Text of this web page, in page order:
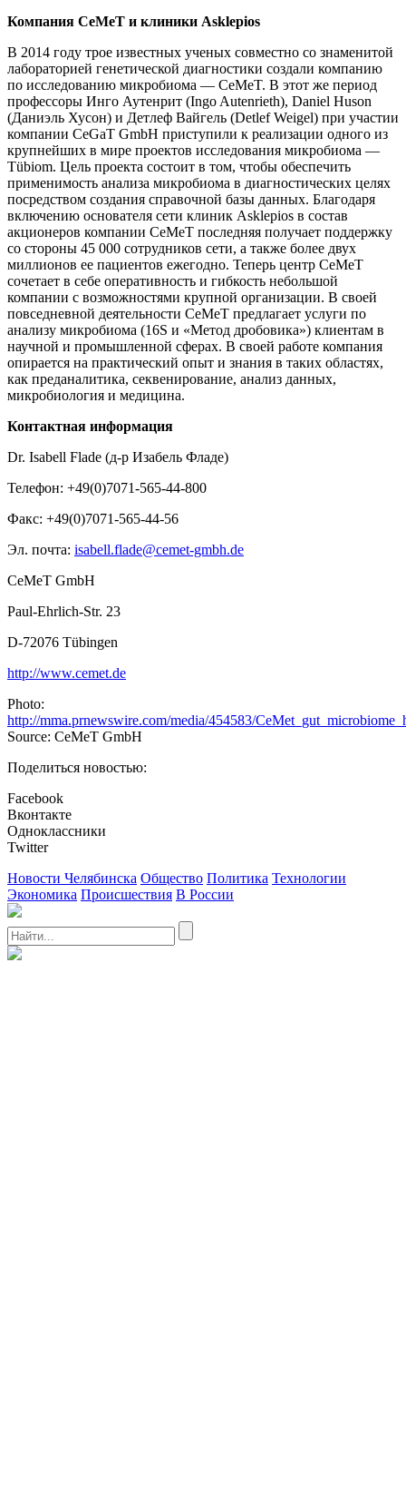
Компания CeMeT и клиники Asklepios
В 2014 году трое известных ученых совместно со знаменитой
лабораторией генетической диагностики создали компанию
по исследованию микробиома ― CeMeT. В этот же период
профессоры Инго Аутенрит (Ingo Autenrieth), Daniel Huson
(Даниэль Хусон) и Детлеф Вайгель (Detlef Weigel) при участии
компании CeGaT GmbH приступили к реализации одного из
крупнейших в мире проектов исследования микробиома ―
Tübiom. Цель проекта состоит в том, чтобы обеспечить
применимость анализа микробиома в диагностических целях
посредством создания справочной базы данных. Благодаря
включению основателя сети клиник Asklepios в состав
акционеров компании CeMeT последняя получает поддержку
со стороны 45 000 сотрудников сети, а также более двух
миллионов ее пациентов ежегодно. Теперь центр CeMeT
сочетает в себе оперативность и гибкость небольшой
компании с возможностями крупной организации. В своей
повседневной деятельности CeMeT предлагает услуги по
анализу микробиома (16S и «Метод дробовика») клиентам в
научной и промышленной сферах. В своей работе компания
опирается на практический опыт и знания в таких областях,
как преданалитика, секвенирование, анализ данных,
микробиология и медицина.
Контактная информация
Dr. Isabell Flade (д-р Изабель Фладе)
Телефон: +49(0)7071-565-44-800
Факс: +49(0)7071-565-44-56
Эл. почта: isabell.flade@cemet-gmbh.de
CeMeT GmbH
Paul-Ehrlich-Str. 23
D-72076 Tübingen
http://www.cemet.de
Photo:
http://mma.prnewswire.com/media/454583/
Source: CeMeT GmbH
Поделиться новостью:
Facebook
Вконтакте
Одноклассники
Twitter
Новости Челябинска Общество Политика Технологии
Экономика Происшествия В России